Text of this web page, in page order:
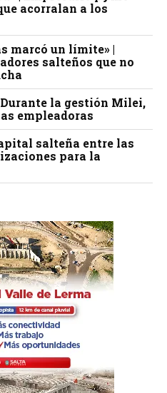
acorralan a los
marcó un límite» |
salteños que no
la gestión Milei,
empleadoras
salteña entre las
para la